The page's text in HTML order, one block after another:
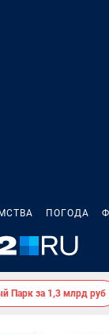
ПОГОДА
Парк за 1,3 млрд руб